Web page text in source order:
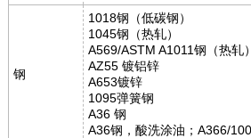
钢
1018钢（低碳钢）
1045钢（热轧）
A569/ASTM A1011钢（热轧）
AZ55 镀铝锌
A653镀锌
1095弹簧钢
A36 钢
A36钢，酸洗涂油；A366/